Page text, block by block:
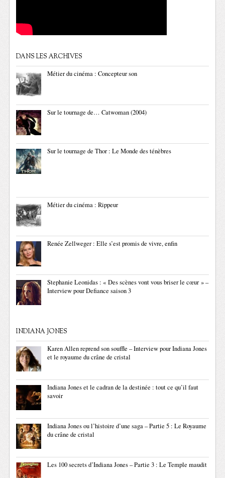
DANS LES ARCHIVES
Métier du cinéma : Concepteur son
Sur le tournage de… Catwoman (2004)
Sur le tournage de Thor : Le Monde des ténèbres
Métier du cinéma : Rippeur
Renée Zellweger : Elle s’est promis de vivre, enfin
Stephanie Leonidas : « Des scènes vont vous briser le cœur » –
Interview pour Defiance saison 3
INDIANA JONES
Karen Allen reprend son souffle – Interview pour Indiana Jones
et le royaume du crâne de cristal
Indiana Jones et le cadran de la destinée : tout ce qu’il faut
savoir
Indiana Jones ou l’histoire d’une saga – Partie 5 : Le Royaume
du crâne de cristal
Les 100 secrets d’Indiana Jones – Partie 3 : Le Temple maudit